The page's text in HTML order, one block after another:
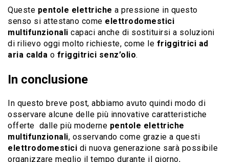
Queste pentole elettriche a pressione in questo
senso si attestano come elettrodomestici
multifunzionali capaci anche di sostituirsi a soluzioni
di rilievo oggi molto richieste, come le friggitrici ad
aria calda o friggitrici senz’olio.
In conclusione
In questo breve post, abbiamo avuto quindi modo di
osservare alcune delle più innovative caratteristiche
offerte dalle più moderne pentole elettriche
multifunzionali, osservando come grazie a questi
elettrodomestici di nuova generazione sarà possibile
organizzare meglio il tempo durante il giorno,